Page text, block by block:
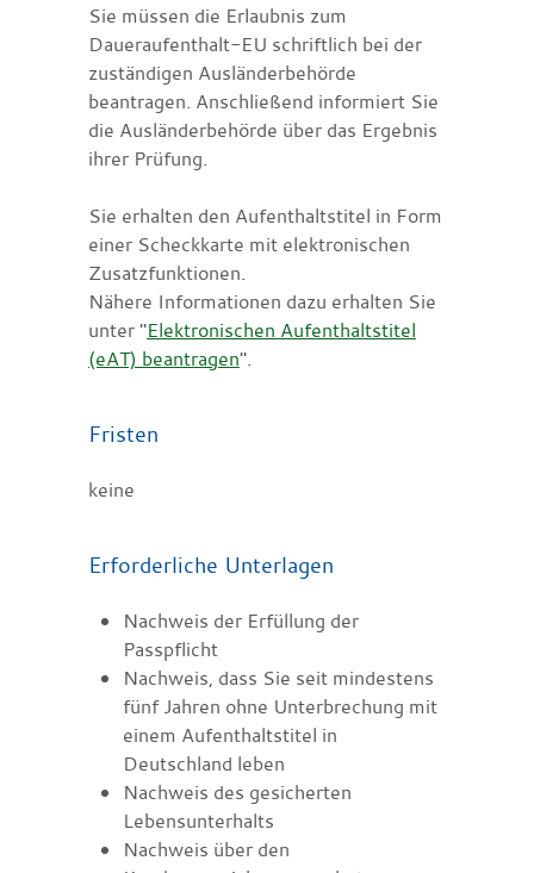
Sie müssen die Erlaubnis zum
Daueraufenthalt-EU schriftlich bei der
zuständigen Ausländerbehörde
beantragen. Anschließend informiert Sie
die Ausländerbehörde über das Ergebnis
ihrer Prüfung.
Sie erhalten den Aufenthaltstitel in Form
einer Scheckkarte mit elektronischen
Zusatzfunktionen.
Nähere Informationen dazu erhalten Sie
unter "Elektronischen Aufenthaltstitel
(eAT) beantragen".
Fristen
keine
Erforderliche Unterlagen
Nachweis der Erfüllung der
Passpflicht
Nachweis, dass Sie seit mindestens
fünf Jahren ohne Unterbrechung mit
einem Aufenthaltstitel in
Deutschland leben
Nachweis des gesicherten
Lebensunterhalts
Nachweis über den